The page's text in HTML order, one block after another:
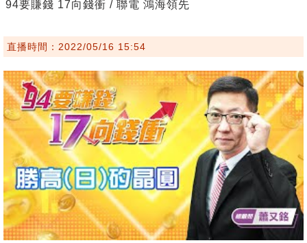
94要賺錢 17向錢衝 / 聯電 鴻海領先
直播時間：2022/05/16 15:54